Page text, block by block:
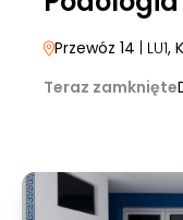
Przewóz 14 | LU1,
Teraz zamknięte